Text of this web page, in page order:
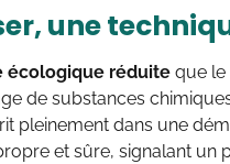
une
écologique réduite que le
de substances
pleinement dans une
et sûre, signalant un